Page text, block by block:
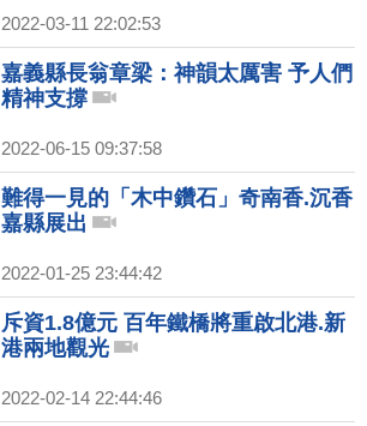
2022-03-11 22:02:53
嘉義縣長翁章梁：神韻太厲害 予人們
精神支撐
2022-06-15 09:37:58
難得一見的「木中鑽石」奇南香.沉香
嘉縣展出
2022-01-25 23:44:42
斥資1.8億元 百年鐵橋將重啟北港.新
港兩地觀光
2022-02-14 22:44:46